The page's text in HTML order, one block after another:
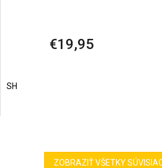
€19,95
SH
ZOBRAZIŤ VŠETKY